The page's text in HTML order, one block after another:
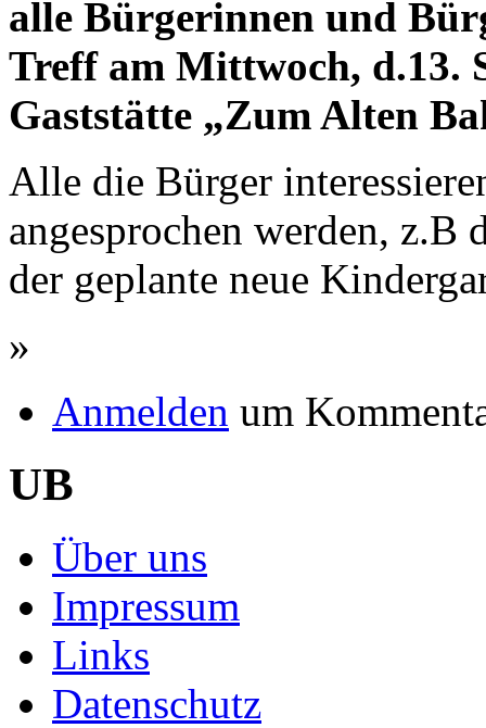
alle Bürgerinnen und
Treff am Mittwoch, d.13.
Gaststätte „Zum Alten
Alle die Bürger
angesprochen werden, z.B
der geplante neue
»
Anmelden um
UB
Über uns
Impressum
Links
Datenschutz